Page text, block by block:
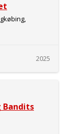
2025
Bandits